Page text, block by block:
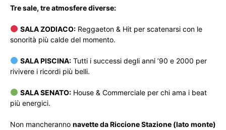
Tre sale, tre atmosfere diverse:
SALA ZODIACO:Reggaeton & Hit per scatenarsi con le
sonorità più calde del momento.
SALA PISCINA:Tutti i successi degli anni ’90 e 2000 per
rivivere i ricordi più belli.
SALA SENATO:House & Commerciale per chi ama i beat
più energici.
Non mancheranno navette da Riccione Stazione (lato monte)